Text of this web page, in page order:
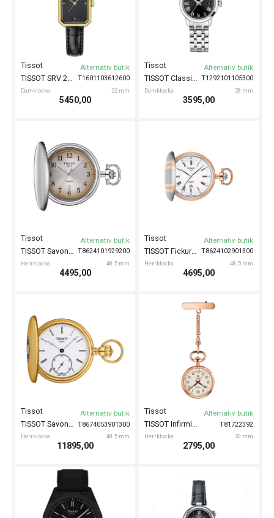
T1601103612600
Tissot
Damklocka 22 mm
Alternativ butik
5450,00
T1292101105300
Tissot
Damklocka 28 mm
TISSOT Classic Dream 28mm
Alternativ butik
3595,00
T8624101929200
Tissot
Herrklocka 48.5 mm
Alternativ butik
4495,00
T8624102901300
Tissot
Herrklocka 48.5 mm
TISSOT Fickur 48mm
Alternativ butik
4695,00
T8674053901300
Tissot
Herrklocka 48.5 mm
TISSOT Savonnette Fickur 48mm
Alternativ butik
11895,00
T81722392
Tissot
Herrklocka 30 mm
TISSOT Infirmières Sjuksköterskeklocka
Alternativ butik
2795,00